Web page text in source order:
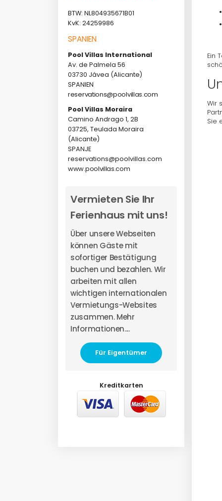
BTW: NL804935671B01
KvK: 24259986
SPANIEN
Pool Villas International
Av. de Palmela 56
03730 Jávea (Alicante)
SPANIEN
reservations@poolvillas.com
Pool Villas Moraira
Camino Andrago 1, 2B
03725, Teulada Moraira
(Alicante)
SPANJE
reservations@poolvillas.com
www.poolvillas.com
Vermieten Sie Ihr
Ferienhaus mit uns!
Über unsere Webseiten
können Gäste mit
sofortiger Bestätigung
buchen und bezahlen. Wir
arbeiten mit allen
wichtigen internationalen
Vermietungs-Websites
zusammen. Mehr
Informationen....
Für Eigentümer
Kreditkarten
Ein
Wir
Sie